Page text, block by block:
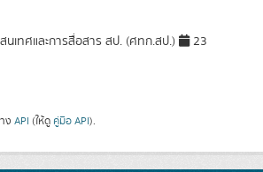
นเทศและการสื่อสาร สป. (ศทก.สป.)
23
ง API (ให้ดู คู่มือ API).